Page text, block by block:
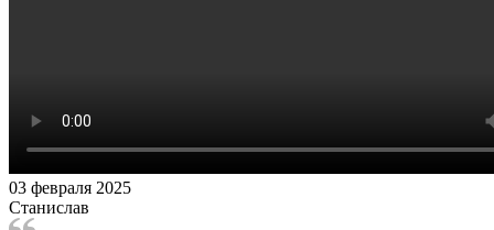
03 февраля 2025
Станислав